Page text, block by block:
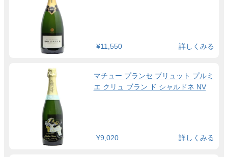
¥11,550 詳しくみる
マチュー プランセ ブリュット プルミ
エ クリュ ブラン ド シャルドネ NV
¥9,020 詳しくみる